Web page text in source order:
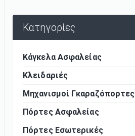
Κατηγορίες
Κάγκελα Ασφαλείας
Κλειδαριές
Μηχανισμοί Γκαραζόπορτες
Πόρτες Ασφαλείας
Πόρτες Εσωτερικές